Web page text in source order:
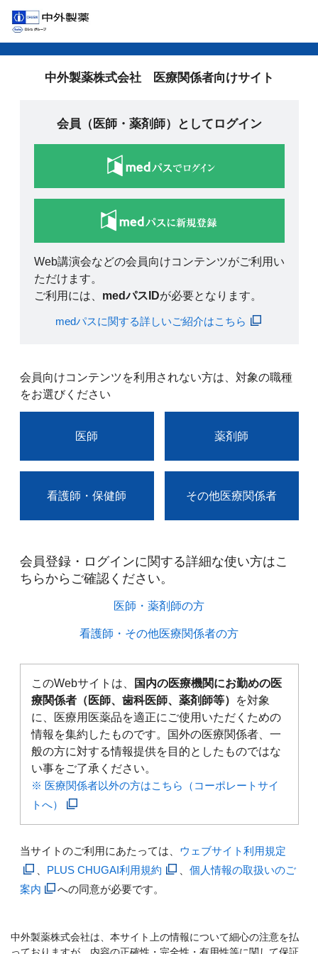
中外製薬株式会社 医療関係者向けサイト
会員（医師・薬剤師）としてログイン
Web講演会などの会員向けコンテンツがご利用い
ただけます。
ご利用には、 medパスIDが必要となります。
medパスに関する詳しいご紹介はこちら
会員向けコンテンツを利用されない方は、対象の職種
をお選びください
医師 薬剤師
看護師・保健師 その他医療関係者
会員登録・ログインに関する詳細な使い方はこ
ちらからご確認ください。​
医師・薬剤師の方​
看護師・その他医療関係者の方​
このWebサイトは、
国内の医療機関にお勤めの医
療関係者（医師、歯科医師、薬剤師等）
を対象
に、医療用医薬品を適正にご使用いただくための
情報を集約したものです。国外の医療関係者、一
般の方に対する情報提供を目的としたものではな
い事をご了承ください。
※ 医療関係者以外の方はこちら（コーポレートサイ
トへ）
当サイトのご利用にあたっては、 ウェブサイト利用規定
PLUS CHUGAI利用規約
個人情報の取扱いのご
案内
への同意が必要です。
中外製薬株式会社は、本サイト上の情報について細心の注意を払
っておりますが、内容の正確性・完全性・有用性等に関して保証